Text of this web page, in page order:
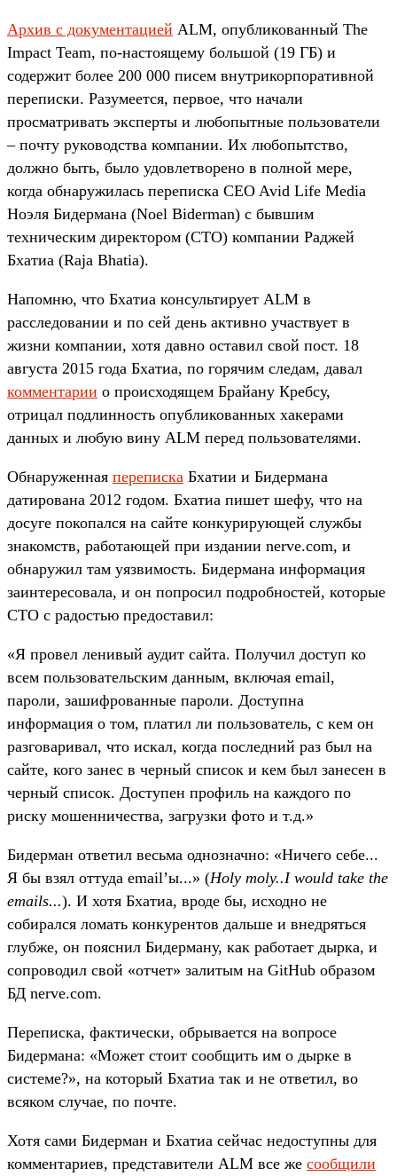
Архив с документацией ALM, опубликованный The
Impact Team, по-настоящему большой (19 ГБ) и
содержит более 200 000 писем внутрикорпоративной
переписки. Разумеется, первое, что начали
просматривать эксперты и любопытные пользователи
– почту руководства компании. Их любопытство,
должно быть, было удовлетворено в полной мере,
когда обнаружилась переписка CEO Avid Life Media
Ноэля Бидермана (Noel Biderman) с бывшим
техническим директором (CTO) компании Раджей
Бхатиа (Raja Bhatia).
Напомню, что Бхатиа консультирует ALM в
расследовании и по сей день активно участвует в
жизни компании, хотя давно оставил свой пост. 18
августа 2015 года Бхатиа, по горячим следам, давал
комментарии о происходящем Брайану Кребсу,
отрицал подлинность опубликованных хакерами
данных и любую вину ALM перед пользователями.
Обнаруженная переписка Бхатии и Бидермана
датирована 2012 годом. Бхатиа пишет шефу, что на
досуге покопался на сайте конкурирующей службы
знакомств, работающей при издании nerve.com, и
обнаружил там уязвимость. Бидермана информация
заинтересовала, и он попросил подробностей, которые
CTO с радостью предоставил:
«Я провел ленивый аудит сайта. Получил доступ ко
всем пользовательским данным, включая email,
пароли, зашифрованные пароли. Доступна
информация о том, платил ли пользователь, с кем он
разговаривал, что искал, когда последний раз был на
сайте, кого занес в черный список и кем был занесен в
черный список. Доступен профиль на каждого по
риску мошенничества, загрузки фото и т.д.»
Бидерман ответил весьма однозначно: «Ничего себе...
Я бы взял оттуда email’ы...» (Holy moly..I would take the
emails...). И хотя Бхатиа, вроде бы, исходно не
собирался ломать конкурентов дальше и внедряться
глубже, он пояснил Бидерману, как работает дырка, и
сопроводил свой «отчет» залитым на GitHub образом
БД nerve.com.
Переписка, фактически, обрывается на вопросе
Бидермана: «Может стоит сообщить им о дырке в
системе?», на который Бхатиа так и не ответил, во
всяком случае, по почте.
Хотя сами Бидерман и Бхатиа сейчас недоступны для
комментариев, представители ALM все же сообщили